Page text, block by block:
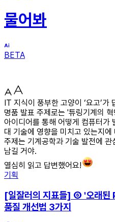
물어봐
BETA
IT 지식이 풍부한 고양이 ‘요고’
명품 발표 주제로는 '튜링기계의
아이디어를 통해 어떻게 컴퓨터가
대 기술에 영향을 미치고 있는지에
주제는 기계공학과 기술 발전에
남길 거야.
열심히 읽고 답변했어요!
기획
[일잘러의 지표들] ⑥ '오래된
품질 개선법 3가지